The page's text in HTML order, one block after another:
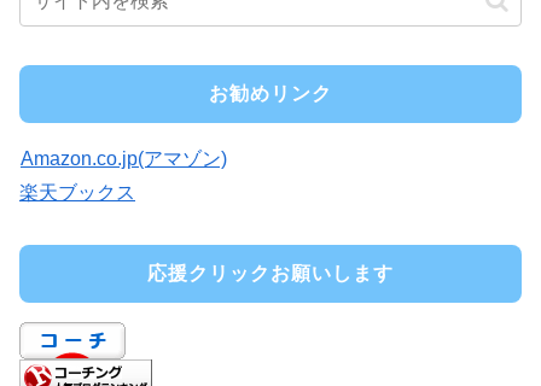
お勧めリンク
Amazon.co.jp(アマゾン)
楽天ブックス
応援クリックお願いします